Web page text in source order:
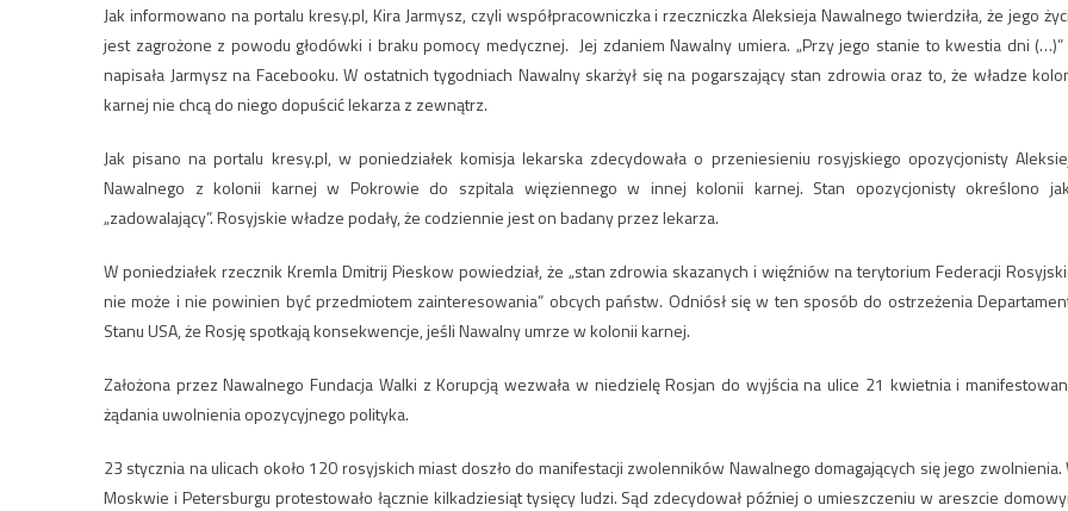
Jak informowano na portalu kresy.pl, Kira Jarmysz, czyli współpracowniczka i rzeczniczka Aleksieja Nawalnego twierdziła, że jego
jest zagrożone z powodu głodówki i braku pomocy medycznej. Jej zdaniem Nawalny umiera. „Przy jego stanie to kwestia dni
napisała Jarmysz na Facebooku. W ostatnich tygodniach Nawalny skarżył się na pogarszający stan zdrowia oraz to, że władze
karnej nie chcą do niego dopuścić lekarza z zewnątrz.
Jak pisano na portalu kresy.pl, w poniedziałek komisja lekarska zdecydowała o przeniesieniu rosyjskiego opozycjonisty
Nawalnego z kolonii karnej w Pokrowie do szpitala więziennego w innej kolonii karnej. Stan opozycjonisty określono
„zadowalający”. Rosyjskie władze podały, że codziennie jest on badany przez lekarza.
W poniedziałek rzecznik Kremla Dmitrij Pieskow powiedział, że „stan zdrowia skazanych i więźniów na terytorium Federacji
nie może i nie powinien być przedmiotem zainteresowania” obcych państw. Odniósł się w ten sposób do ostrzeżenia
Stanu USA, że Rosję spotkają konsekwencje, jeśli Nawalny umrze w kolonii karnej.
Założona przez Nawalnego Fundacja Walki z Korupcją wezwała w niedzielę Rosjan do wyjścia na ulice 21 kwietnia i
żądania uwolnienia opozycyjnego polityka.
23 stycznia na ulicach około 120 rosyjskich miast doszło do manifestacji zwolenników Nawalnego domagających się jego zwolnienia.
Moskwie i Petersburgu protestowało łącznie kilkadziesiąt tysięcy ludzi. Sąd zdecydował później o umieszczeniu w areszcie